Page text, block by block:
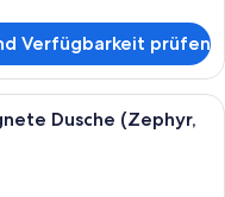
Verfügbarkeit prüfen
mit einem Bett,
Dusche (Zephyr,